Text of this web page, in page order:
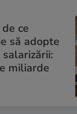
ce
să adopte
miliarde